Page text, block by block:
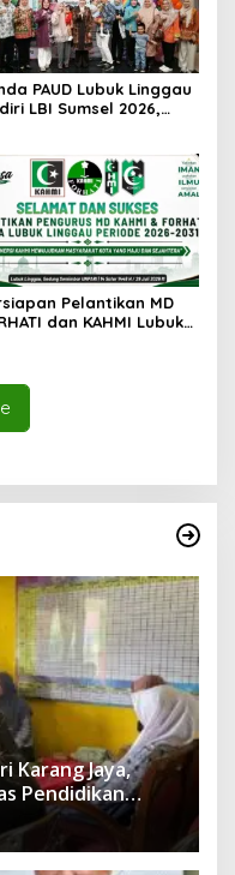
PAUD Lubuk Linggau
LBI Sumsel 2026,
Anak
Pelantikan MD
dan KAHMI Lubuk
Karang Jaya,
Pendidikan